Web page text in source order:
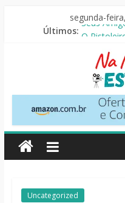
segunda-
Últimos: Seus
A Última
Mestres
Slow
Na
Nossa
Estante
Críticas
Uncategorized